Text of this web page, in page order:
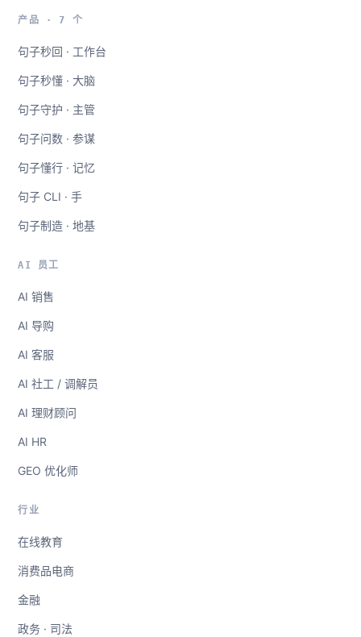
产品 · 7 个
句子秒回 · 工作台
句子秒懂 · 大脑
句子守护 · 主管
句子问数 · 参谋
句子懂行 · 记忆
句子 CLI · 手
句子制造 · 地基
AI 员工
AI 销售
AI 导购
AI 客服
AI 社工 / 调解员
AI 理财顾问
AI HR
GEO 优化师
行业
在线教育
消费品电商
金融
政务 · 司法